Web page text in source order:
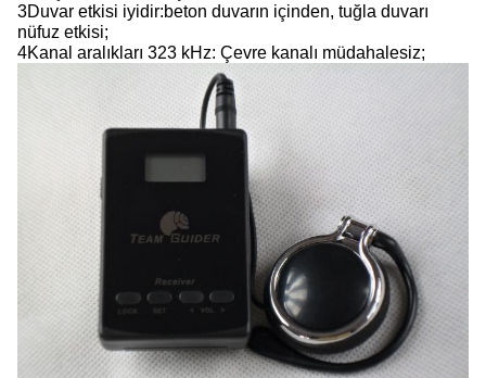
3Duvar etkisi iyidir:beton duvarın içinden, tuğla duvarı
nüfuz etkisi;
4Kanal aralıkları 323 kHz: Çevre kanalı müdahalesiz;